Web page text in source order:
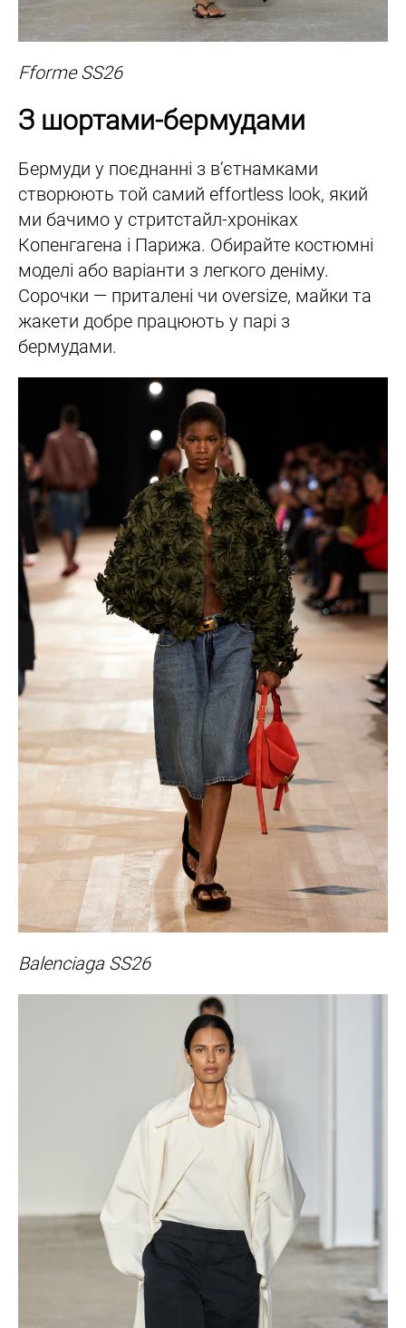
Fforme SS26
З шортами-бермудами
Бермуди у поєднанні з вʼєтнамками
створюють той самий effortless look, який
ми бачимо у стритстайл-хроніках
Копенгагена і Парижа. Обирайте костюмні
моделі або варіанти з легкого деніму.
Сорочки — приталені чи oversize, майки та
жакети добре працюють у парі з
бермудами.
Balenciaga SS26